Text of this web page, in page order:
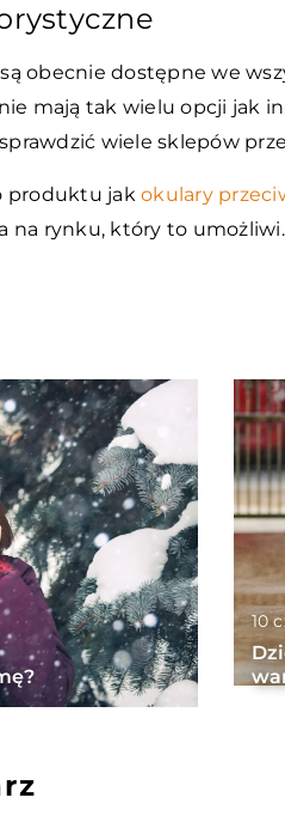
obecnie dostępne we
mają tak wielu opcji jak
wiele sklepów
produktu jak okulary
na rynku, który to umożliwi.
10